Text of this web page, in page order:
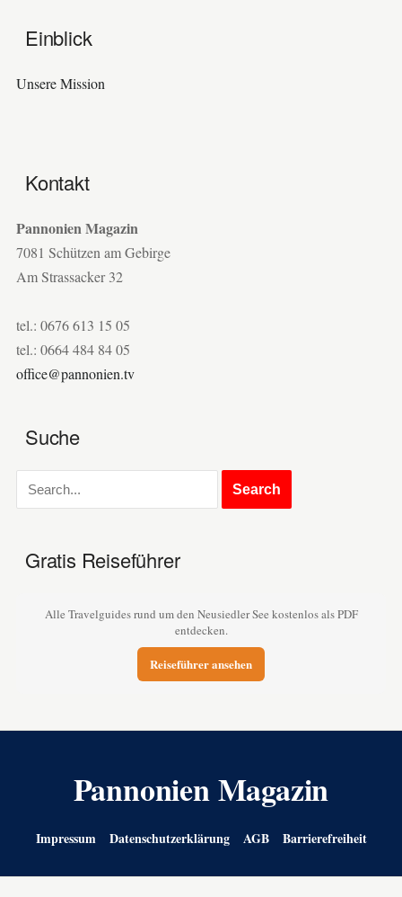
Einblick
Unsere Mission
Kontakt
Pannonien Magazin
7081 Schützen am Gebirge
Am Strassacker 32
tel.: 0676 613 15 05
tel.: 0664 484 84 05
office@pannonien.tv
Suche
Gratis Reiseführer
Alle Travelguides rund um den Neusiedler See kostenlos als PDF
entdecken.
Reiseführer ansehen
Pannonien Magazin
Impressum Datenschutzerklärung AGB Barrierefreiheit